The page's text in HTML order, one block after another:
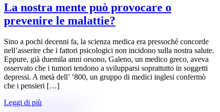
La nostra mente può provocare o
prevenire le malattie?
Sino a pochi decenni fa, la scienza medica era pressoché concorde
nell’asserire che i fattori psicologici non incidono sulla nostra salute.
Eppure, già duemila anni orsono, Galeno, un medico greco, aveva
osservato che i tumori tendono a svilupparsi soprattutto in soggetti
depressi. A metà dell’ ‘800, un gruppo di medici inglesi confermò
che i pensieri […]
Leggi di più